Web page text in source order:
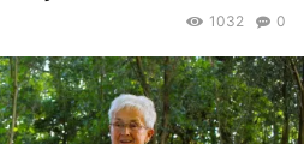
0
1032